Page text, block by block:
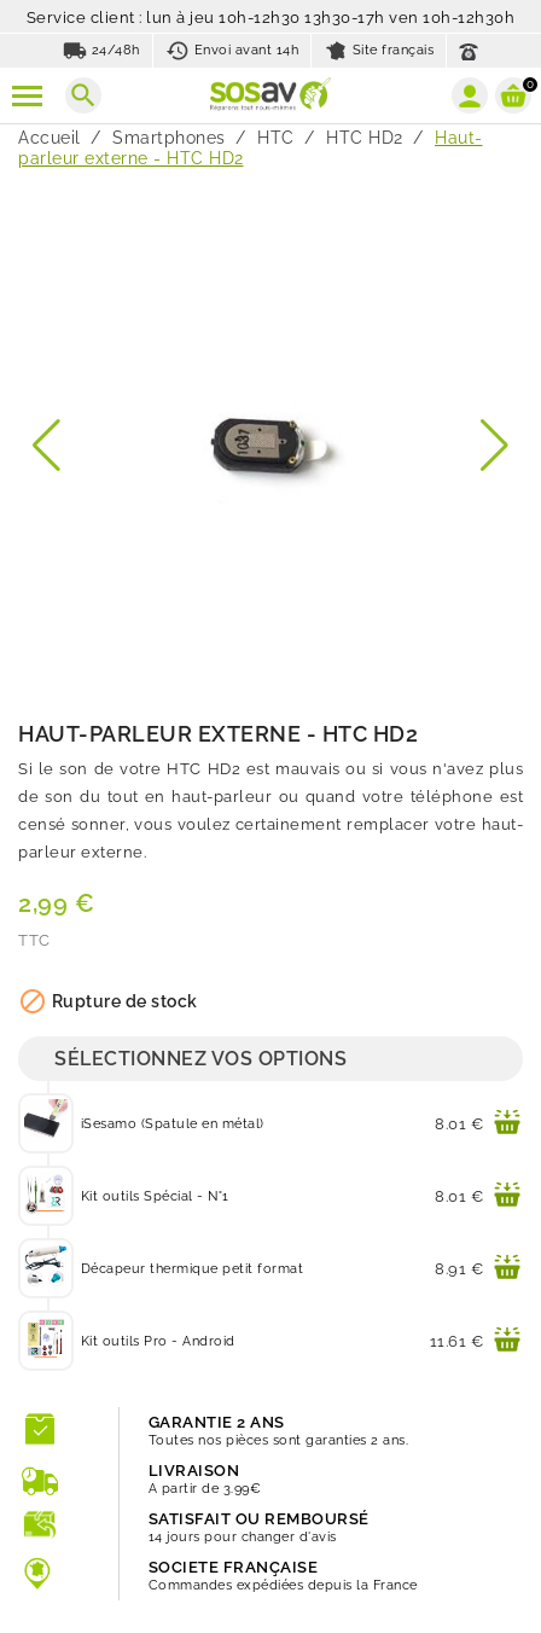
Service client : lun à jeu 10h-12h30 13h30-17h ven 10h-12h30h
local_shipping 24/48h history_toggle_off
Envoi avant 14h Site français
search 0
Accueil Smartphones HTC HTC HD2
Haut-
parleur externe - HTC HD2
HAUT-PARLEUR EXTERNE - HTC HD2
Si le son de votre HTC HD2 est mauvais ou si vous n'avez plus
de son du tout en haut-parleur ou quand votre téléphone est
censé sonner, vous voulez certainement remplacer votre haut-
parleur externe.
2,99 €
TTC
 Rupture de stock
SÉLECTIONNEZ VOS OPTIONS
iSesamo (Spatule en métal) Prix
8.01 €
Kit outils Spécial - N°1 Prix
8.01 €
Décapeur thermique petit format Prix
8.91 €
Kit outils Pro - Android Prix
11.61 €
GARANTIE 2 ANS
Toutes nos pièces sont garanties 2 ans.
LIVRAISON
A partir de 3.99€
SATISFAIT OU REMBOURSÉ
14 jours pour changer d'avis
SOCIETE FRANÇAISE
Commandes expédiées depuis la France